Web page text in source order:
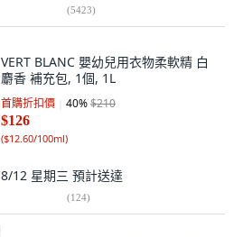
(5423)
VERT BLANC 嬰幼兒用衣物柔軟精 白
麝香 補充包, 1個, 1L
首購折扣價 40%$210
$126
($12.60/100ml)
8/12 星期三 預計送達
(124)